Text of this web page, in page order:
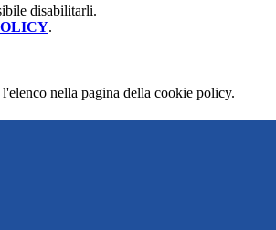
disabilitarli.
.
nella pagina della cookie policy.